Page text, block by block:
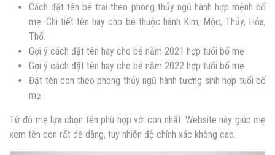
Cách đặt tên bé trai theo phong thủy ngũ hành hợp mệnh bố
mẹ: Chi tiết tên hay cho bé thuộc hành Kim, Mộc, Thủy, Hỏa,
Thổ.
Gợi ý cách đặt tên hay cho bé năm 2021 hợp tuổi bố mẹ
Gợi ý cách đặt tên hay cho bé năm 2022 hợp tuổi bố mẹ
Đặt tên con theo phong thủy ngũ hành tương sinh hợp tuổi bố
mẹ
Từ đó mẹ lựa chọn tên phù hợp với con nhất. Website này giúp mẹ
xem tên con rất dễ dàng, tuy nhiên độ chính xác không cao.